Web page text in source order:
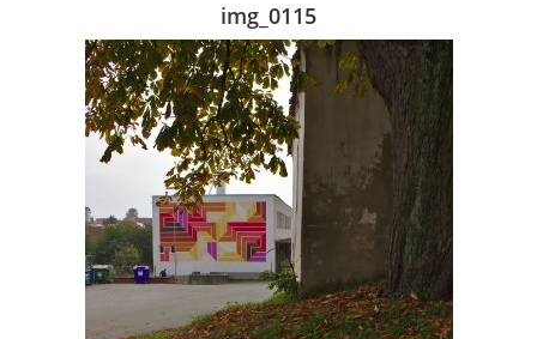
© 2026 eStránky.cz |WebSlice |Drucken | Aktualisiert: 1. 8. 2026
Nach oben ↑
img_0115